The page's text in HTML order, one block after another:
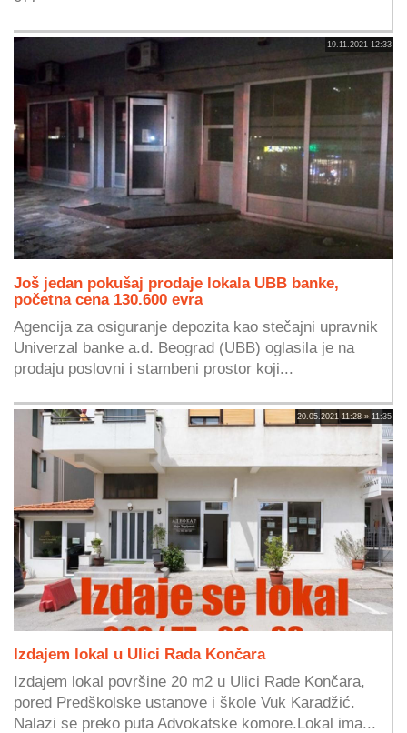
19.11.2021 12:33
Još jedan pokušaj prodaje lokala UBB banke,
početna cena 130.600 evra
Agencija za osiguranje depozita kao stečajni upravnik
Univerzal banke a.d. Beograd (UBB) oglasila je na
prodaju poslovni i stambeni prostor koji...
20.05.2021 11:28 » 11:35
Izdajem lokal u Ulici Rada Končara
Izdajem lokal površine 20 m2 u Ulici Rade Končara,
pored Predškolske ustanove i škole Vuk Karadžić.
Nalazi se preko puta Advokatske komore.Lokal ima...